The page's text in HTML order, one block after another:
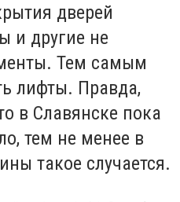
дверей
и другие не
Тем самым
лифты. Правда,
в Славянске пока
тем не менее в
такое случается.